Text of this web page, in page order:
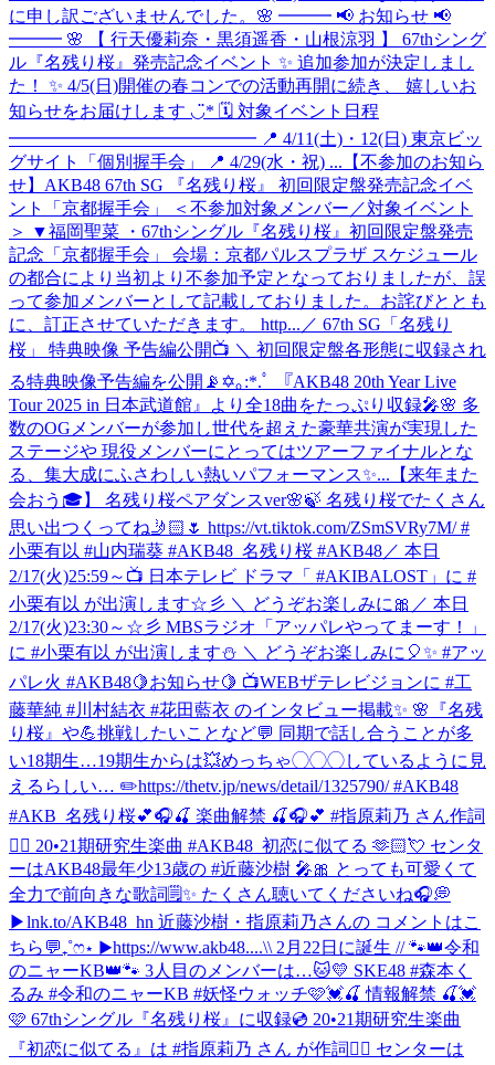
に申し訳ございませんでした。 🌸 ━━━ 📢 お知らせ 📢
━━━ 🌸 【 行天優莉奈・黒須遥香・山根涼羽 】 67thシング
ル『名残り桜』発売記念イベント ✨ 追加参加が決定しまし
た！ ✨ 4/5(日)開催の春コンでの活動再開に続き、 嬉しいお
知らせをお届けします ◡̈* 🗓 対象イベント日程
━━━━━━━━━━━━━━ 📍 4/11(土)・12(日) 東京ビッ
グサイト「個別握手会」 📍 4/29(水・祝) ... 【不参加のお知ら
せ】AKB48 67th SG 『名残り桜』 初回限定盤発売記念イベ
ント「京都握手会」 ＜不参加対象メンバー／対象イベント
＞ ▼福岡聖菜 ・67thシングル『名残り桜』初回限定盤発売
記念「京都握手会」 会場：京都パルスプラザ スケジュール
の都合により当初より不参加予定となっておりましたが、誤
って参加メンバーとして記載しておりました。お詫びととも
に、訂正させていただきます。 http... ／ 67th SG「名残り
桜」 特典映像 予告編公開📺 ＼ 初回限定盤各形態に収録され
る特典映像予告編を公開📡✡｡:*.ﾟ 『AKB48 20th Year Live
Tour 2025 in 日本武道館』より全18曲をたっぷり収録🎤🌸 多
数のOGメンバーが参加し世代を超えた豪華共演が実現した
ステージや 現役メンバーにとってはツアーファイナルとな
る、集大成にふさわしい熱いパフォーマンス✨... 【来年また
会おう🎓】 名残り桜ペアダンスver🌸🍃 名残り桜でたくさん
思い出つくってね🤳🏻🌷 https://vt.tiktok.com/ZSmSVRy7M/ #
小栗有以 #山内瑞葵 #AKB48_名残り桜 #AKB48／ 本日
2/17(火)25:59～📺 日本テレビ ドラマ「 #AKIBALOST」に #
小栗有以 が出演します☆彡 ＼ どうぞお楽しみに🎀 ／ 本日
2/17(火)23:30～☆彡 MBSラジオ「アッパレやってまーす！」
に #小栗有以 が出演します⛄ ＼ どうぞお楽しみに🎈✨ #アッ
パレ火 #AKB48🍋お知らせ🍋 📺WEBザテレビジョンに #工
藤華純 #川村結衣 #花田藍衣 のインタビュー掲載✨ 🌸『名残
り桜』や💪挑戦したいことなど💬 同期で話し合うことが多
い18期生…19期生からは💥めっちゃ◯◯◯しているように見
えるらしい… ✏️https://thetv.jp/news/detail/1325790/ #AKB48
#AKB_名残り桜💕🎧🍒 楽曲解禁 🍒🎧💕 #指原莉乃 さん作詞
✍🏻 20•21期研究生楽曲 #AKB48_初恋に似てる 🫶🏻💘 センタ
ーはAKB48最年少13歳の #近藤沙樹 🎤🎀 とっても可愛くて
全力で前向きな歌詞🗒️✨ たくさん聴いてくださいね🎧💭
▶︎lnk.to/AKB48_hn 近藤沙樹・指原莉乃さんの コメントはこ
ちら💬₊˚ෆ⋆ ▶︎https://www.akb48....\\ 2月22日に誕生 // 🐾👑令和
のニャーKB👑🐾 3人目のメンバーは…🐱💛 SKE48 #森本く
るみ #令和のニャーKB #妖怪ウォッチ🩷💓🍒 情報解禁 🍒💓
🩷 67thシングル『名残り桜』に収録💿 20•21期研究生楽曲
『初恋に似てる』は #指原莉乃 さん が作詞✍🏻 センターは